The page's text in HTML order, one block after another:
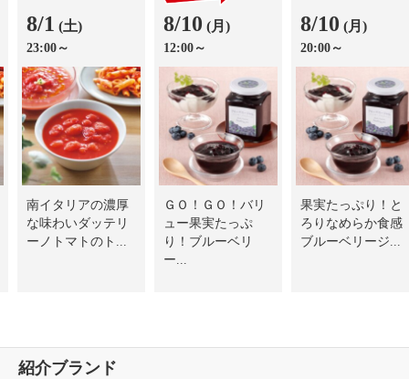
8/1 (土)
23:00～
南イタリアの濃厚
な味わいダッテリ
ーノトマトのト...
8/10 (月)
12:00～
ＧＯ！ＧＯ！バリ
ュー果実たっぷ
り！ブルーベリ
ー...
8/10 (月)
20:00～
果実たっぷり！と
ろりなめらか食感
ブルーベリージ...
紹介ブランド